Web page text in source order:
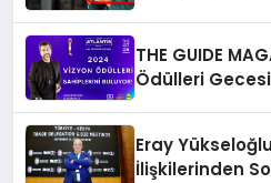
THE GUIDE
Ödülleri
Eray
İlişkilerinden